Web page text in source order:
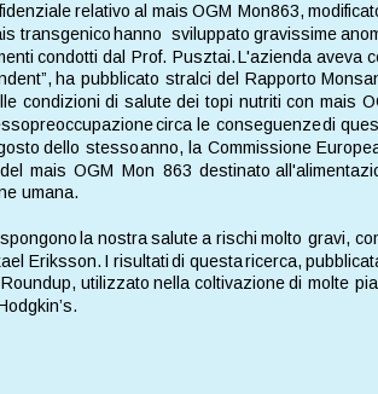
relativo al mais OGM Mon863,
transgenico hanno sviluppato gravissime
condotti dal Prof. Pusztai. L'azienda aveva
ha pubblicato stralci del Rapporto
condizioni di salute dei topi nutriti con mais
preoccupazione circa le conseguenze di
dello stesso anno, la Commissione
del mais OGM Mon 863 destinato
umana.
la nostra salute a rischi molto gravi,
Eriksson. I risultati di questa ricerca,
Roundup, utilizzato nella coltivazione di molte